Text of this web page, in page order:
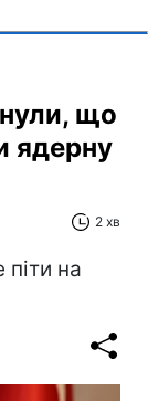
що
ядерну
2 хв
на